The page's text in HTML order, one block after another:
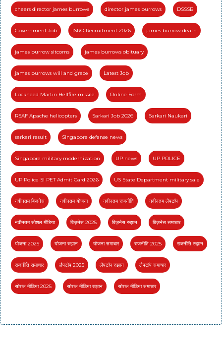
cheers director james burrows director james burrows DSSSB
Government Job ISRO Recruitment 2026 james burrow death
james burrow sitcoms james burrows obituary
james burrows will and grace Latest Job
Lockheed Martin Hellfire missile Online Form
RSAF Apache helicopters Sarkari Job 2026 Sarkari Naukari
sarkari result Singapore defense news
Singapore military modernization UP news UP POLICE
UP Police SI PET Admit Card 2026 US State Department military sale
नवीनतम बिज़नेस नवीनतम योजना नवीनतम राजनीति नवीनतम लैपटॉप
नवीनतम सोशल मीडिया बिज़नेस 2025 बिज़नेस रुझान बिज़नेस समाचार
योजना 2025 योजना रुझान योजना समाचार राजनीति 2025 राजनीति रुझान
राजनीति समाचार लैपटॉप 2025 लैपटॉप रुझान लैपटॉप समाचार
सोशल मीडिया 2025 सोशल मीडिया रुझान सोशल मीडिया समाचार